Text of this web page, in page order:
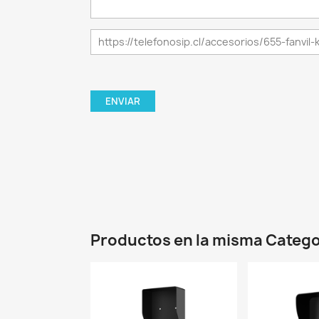
Productos en la misma